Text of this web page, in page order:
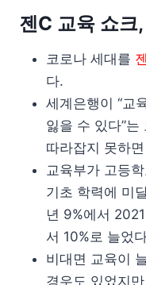
젠C 교육 쇼크
코로나 세대를
다.
세계은행이 “교
잃을 수 있다”
따라잡지 못하
교육부가 고등
기초 학력에 미
년 9%에서
서 10%로 늘었
비대면 교육이
경우도 있었지